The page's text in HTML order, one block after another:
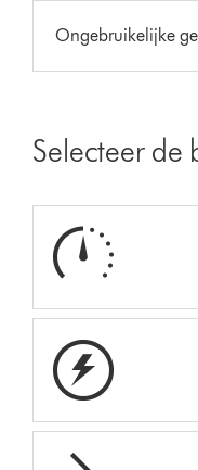
Ongebruikelijke
Selecteer de